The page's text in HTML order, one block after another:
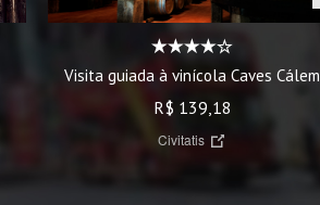
Visita guiada à vinícola Caves Cálem
R$ 139,18
Civitatis